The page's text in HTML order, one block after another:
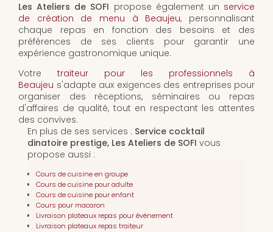
Les Ateliers de SOFI propose également un service
de création de menu à Beaujeu, personnalisant
chaque repas en fonction des besoins et des
préférences de ses clients pour garantir une
expérience gastronomique unique.
Votre traiteur pour les professionnels à
Beaujeu s'adapte aux exigences des entreprises pour
organiser des réceptions, séminaires ou repas
d'affaires de qualité, tout en respectant les attentes
des convives.
En plus de ses services : Service cocktail
dinatoire prestige, Les Ateliers de SOFI vous
propose aussi :
Cours de cuisine en groupe
Cours de cuisine pour adulte
Cours de cuisine pour enfant
Cours pour macaron
Livraison plateaux repas pour événement
Livraison plateaux repas traiteur